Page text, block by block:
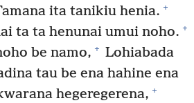
ita tanikiu henia. +
ta ta henunai umui noho. +
be namo, + Lohiabada
tau be ena hahine ena
hegeregerena, +